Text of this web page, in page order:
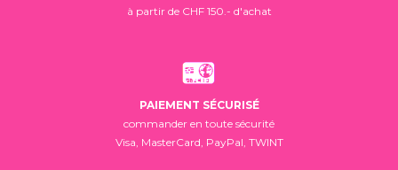
à partir de CHF 150.- d'achat
PAIEMENT SÉCURISÉ
commander en toute sécurité
Visa, MasterCard, PayPal, TWINT